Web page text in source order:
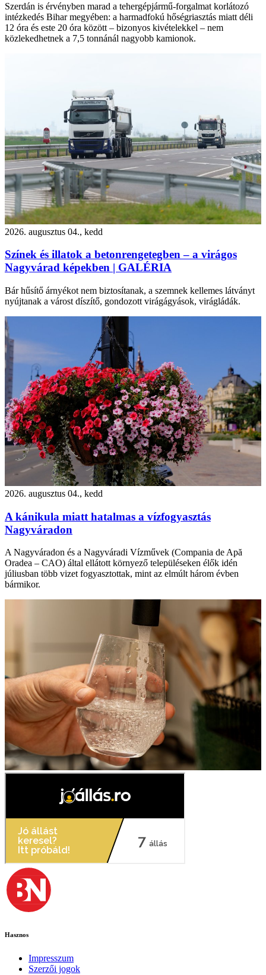
Szerdán is érvényben marad a tehergépjármű-forgalmat korlátozó
intézkedés Bihar megyében: a harmadfokú hőségriasztás miatt déli
12 óra és este 20 óra között – bizonyos kivételekkel – nem
közlekedhetnek a 7,5 tonnánál nagyobb kamionok.
2026. augusztus 04., kedd
Színek és illatok a betonrengetegben – a virágos
Nagyvárad képekben | GALÉRIA
Bár hűsítő árnyékot nem biztosítanak, a szemnek kellemes látványt
nyújtanak a várost díszítő, gondozott virágágyások, virágládák.
2026. augusztus 04., kedd
A kánikula miatt hatalmas a vízfogyasztás
Nagyváradon
A Nagyváradon és a Nagyváradi Vízművek (Compania de Apă
Oradea – CAO) által ellátott környező településeken élők idén
júliusban több vizet fogyasztottak, mint az elmúlt három évben
bármikor.
Hasznos
Impresszum
Szerzői jogok